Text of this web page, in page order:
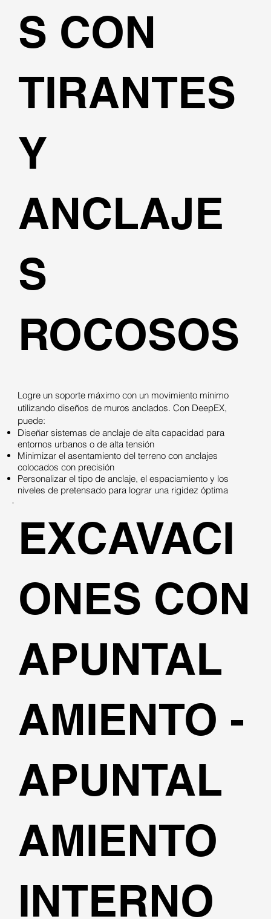
Logre un soporte máximo con un movimiento mínimo
utilizando diseños de muros anclados. Con DeepEX,
puede:
Diseñar sistemas de anclaje de alta capacidad para
entornos urbanos o de alta tensión
Minimizar el asentamiento del terreno con anclajes
colocados con precisión
Personalizar el tipo de anclaje, el espaciamiento y los
niveles de pretensado para lograr una rigidez óptima
S CON
TIRANTES
Y
ANCLAJE
S
ROCOSOS
EXCAVACI
ONES CON
APUNTAL
AMIENTO -
APUNTAL
AMIENTO
INTERNO